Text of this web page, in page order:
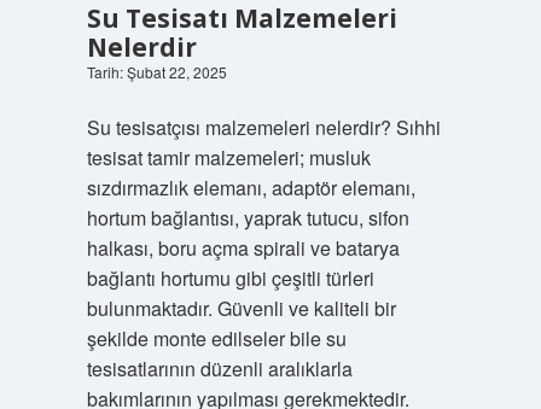
Su Tesisatı Malzemeleri
Nelerdir
Tarih: Şubat 22, 2025
Su tesisatçısı malzemeleri nelerdir? Sıhhi
tesisat tamir malzemeleri; musluk
sızdırmazlık elemanı, adaptör elemanı,
hortum bağlantısı, yaprak tutucu, sifon
halkası, boru açma spirali ve batarya
bağlantı hortumu gibi çeşitli türleri
bulunmaktadır. Güvenli ve kaliteli bir
şekilde monte edilseler bile su
tesisatlarının düzenli aralıklarla
bakımlarının yapılması gerekmektedir.